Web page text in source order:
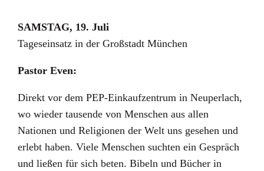
SAMSTAG, 19. Juli
Tageseinsatz in der Großstadt München
Pastor Even:
Direkt vor dem PEP-Einkaufzentrum in Neuperlach,
wo wieder tausende von Menschen aus allen
Nationen und Religionen der Welt uns gesehen und
erlebt haben. Viele Menschen suchten ein Gespräch
und ließen für sich beten. Bibeln und Bücher in